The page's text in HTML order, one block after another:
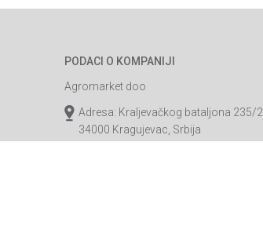
PODACI O KOMPANIJI
Agromarket doo
Adresa: Kraljevačkog bataljona 235/2
34000 Kragujevac, Srbija